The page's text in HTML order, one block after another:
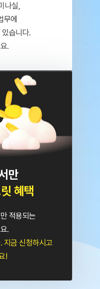
나실,
무에
습니다.
.
만
혜택
적용되는
.
지금 신청하시고
!